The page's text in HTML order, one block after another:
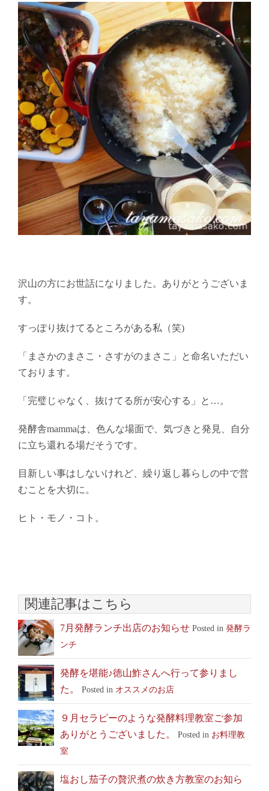
沢山の方にお世話になりました。ありがとうございま
す。
すっぽり抜けてるところがある私（笑)
「まさかのまさこ・さすがのまさこ」と命名いただい
ております。
「完璧じゃなく、抜けてる所が安心する」と…。
発酵舎mammaは、色んな場面で、気づきと発見、自分
に立ち還れる場だそうです。
目新しい事はしないけれど、繰り返し暮らしの中で営
むことを大切に。
ヒト・モノ・コト。
関連記事はこちら
7月発酵ランチ出店のお知らせ Posted in 発酵ラ
ンチ
発酵を堪能♪徳山鮓さんへ行って参りまし
た。
Posted in オススメのお店
９月セラピーのような発酵料理教室ご参加
ありがとうございました。
Posted in お料理教
室
塩おし茄子の贅沢煮の炊き方教室のお知ら